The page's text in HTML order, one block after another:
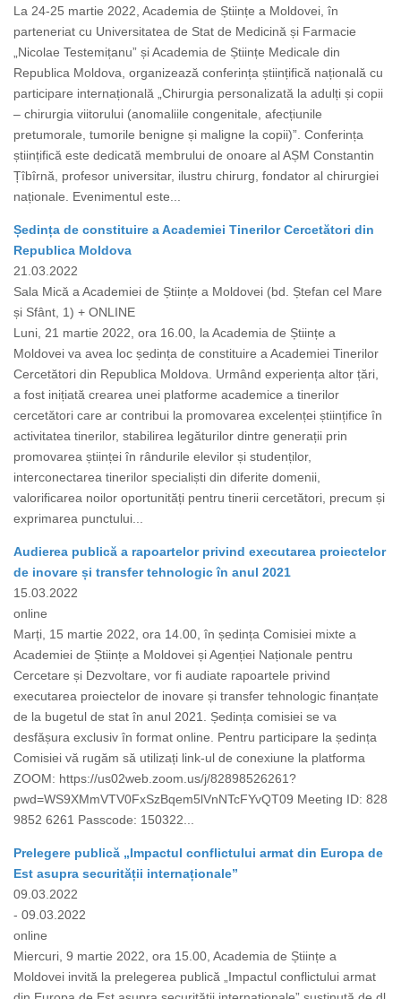
La 24-25 martie 2022, Academia de Științe a Moldovei, în
parteneriat cu Universitatea de Stat de Medicină și Farmacie
„Nicolae Testemițanu” și Academia de Științe Medicale din
Republica Moldova, organizează conferința științifică națională cu
participare internațională „Chirurgia personalizată la adulți și copii
– chirurgia viitorului (anomaliile congenitale, afecțiunile
pretumorale, tumorile benigne și maligne la copii)”. Conferința
științifică este dedicată membrului de onoare al AȘM Constantin
Țîbîrnă, profesor universitar, ilustru chirurg, fondator al chirurgiei
naționale. Evenimentul este...
Ședința de constituire a Academiei Tinerilor Cercetători din
Republica Moldova
21.03.2022
Sala Mică a Academiei de Științe a Moldovei (bd. Ștefan cel Mare
și Sfânt, 1) + ONLINE
Luni, 21 martie 2022, ora 16.00, la Academia de Științe a
Moldovei va avea loc ședința de constituire a Academiei Tinerilor
Cercetători din Republica Moldova. Urmând experiența altor țări,
a fost inițiată crearea unei platforme academice a tinerilor
cercetători care ar contribui la promovarea excelenței științifice în
activitatea tinerilor, stabilirea legăturilor dintre generații prin
promovarea științei în rândurile elevilor și studenților,
interconectarea tinerilor specialiști din diferite domenii,
valorificarea noilor oportunități pentru tinerii cercetători, precum și
exprimarea punctului...
Audierea publică a rapoartelor privind executarea proiectelor
de inovare și transfer tehnologic în anul 2021
15.03.2022
online
Marți, 15 martie 2022, ora 14.00, în ședința Comisiei mixte a
Academiei de Științe a Moldovei și Agenției Naționale pentru
Cercetare și Dezvoltare, vor fi audiate rapoartele privind
executarea proiectelor de inovare și transfer tehnologic finanțate
de la bugetul de stat în anul 2021. Ședința comisiei se va
desfășura exclusiv în format online. Pentru participare la ședința
Comisiei vă rugăm să utilizați link-ul de conexiune la platforma
ZOOM: https://us02web.zoom.us/j/82898526261?
pwd=WS9XMmVTV0FxSzBqem5lVnNTcFYvQT09 Meeting ID: 828
9852 6261 Passcode: 150322...
Prelegere publică „Impactul conflictului armat din Europa de
Est asupra securității internaționale”
09.03.2022
- 09.03.2022
online
Miercuri, 9 martie 2022, ora 15.00, Academia de Științe a
Moldovei invită la prelegerea publică „Impactul conflictului armat